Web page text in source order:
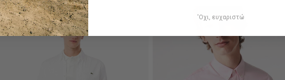
'Οχι, ευχαριστώ